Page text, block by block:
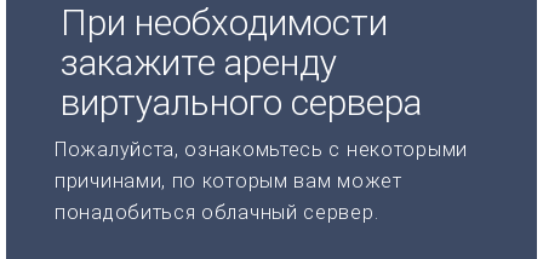
При необходимости
закажите аренду
виртуального сервера
Пожалуйста, ознакомьтесь с некоторыми
причинами, по которым вам может
понадобиться облачный сервер.